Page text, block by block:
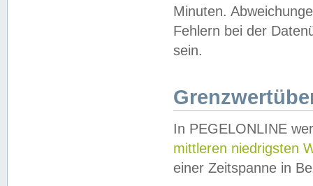
Minuten.
Fehlern bei der
sein.
In PEGELONLINE
mittleren niedrigsten
einer Zeitspanne in